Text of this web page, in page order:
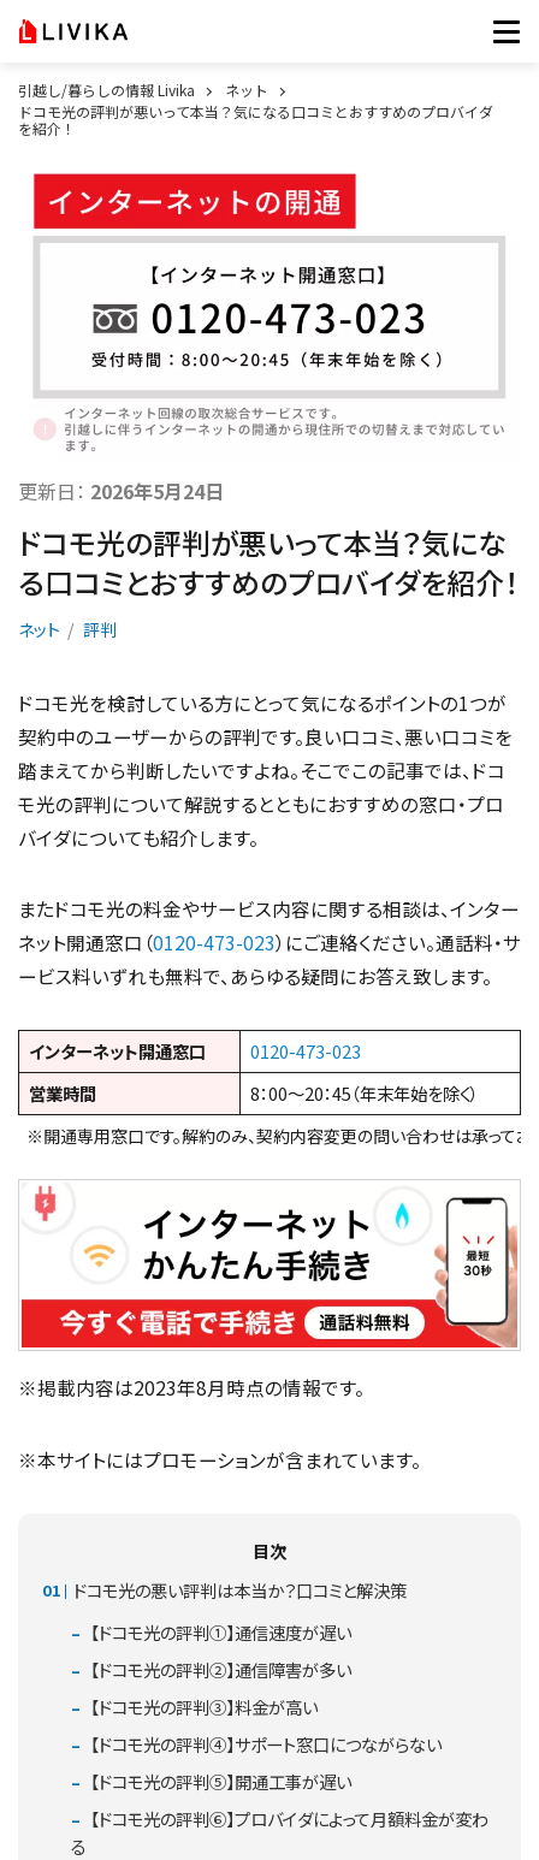
引越し/暮らしの情報 Livika
ネット
ドコモ光の評判が悪いって本当？気になる口コミとおすすめのプロバイダ
を紹介！
更新日： 2026年5月24日
ドコモ光の評判が悪いって本当？気にな
る口コミとおすすめのプロバイダを紹介！
ネット 評判
ドコモ光を検討している方にとって気になるポイントの1つが
契約中のユーザーからの評判です。良い口コミ、悪い口コミを
踏まえてから判断したいですよね。そこでこの記事では、ドコ
モ光の評判について解説するとともにおすすめの窓口・プロ
バイダについても紹介します。
またドコモ光の料金やサービス内容に関する相談は、インター
ネット開通窓口（0120-473-023）にご連絡ください。通話料・サ
ービス料いずれも無料で、あらゆる疑問にお答え致します。
インターネット開通窓口
0120-473-023
営業時間
8：00～20：45（年末年始を除く）
※開通専用窓口です。解約のみ、契約内容変更の問い合わせは承ってお
※掲載内容は2023年8月時点の情報です。
※本サイトにはプロモーションが含まれています。
目次
ドコモ光の悪い評判は本当か？口コミと解決策
【ドコモ光の評判①】通信速度が遅い
【ドコモ光の評判②】通信障害が多い
【ドコモ光の評判③】料金が高い
【ドコモ光の評判④】サポート窓口につながらない
【ドコモ光の評判⑤】開通工事が遅い
【ドコモ光の評判⑥】プロバイダによって月額料金が変わ
る